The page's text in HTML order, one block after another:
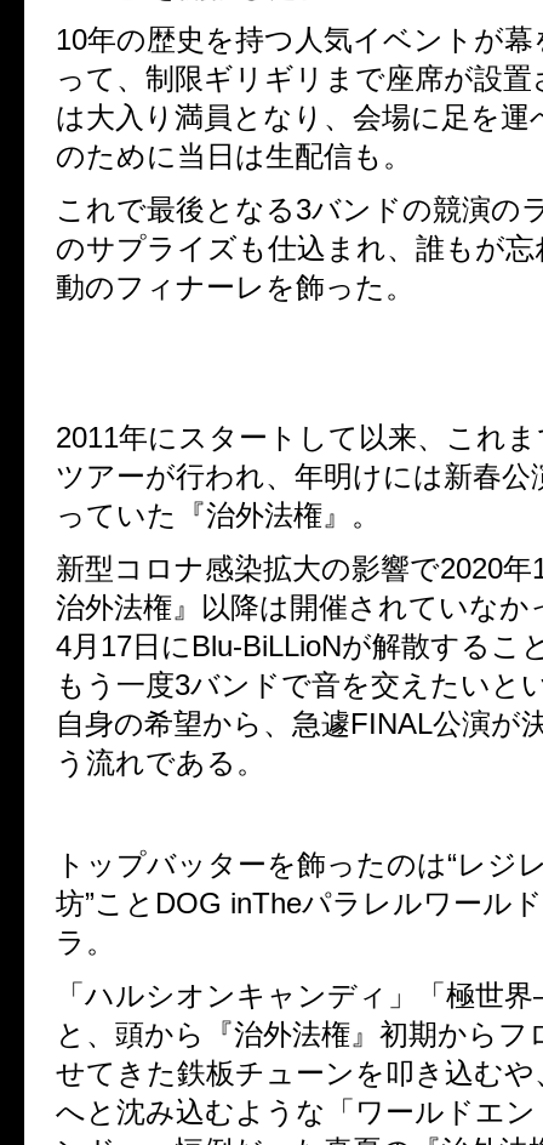
10年の歴史を持つ人気イベントが
って、制限ギリギリまで座席が設
は大入り満員となり、会場に足を運
のために当日は生配信も。
これで最後となる3バンドの競演の
のサプライズも仕込まれ、誰もが
動のフィナーレを飾った。
2011年にスタートして以来、これ
ツアーが行われ、年明けには新春公
っていた『治外法権』。
新型コロナ感染拡大の影響で2020年
治外法権』以降は開催されていなか
4月 17日に Blu-BiLLioNが解散するこ
もう一度3バンドで音を交えたいと
自身の希望から、急遽FINAL公演が
う流れである。
トップバッターを飾ったのは“レジ
坊”こと DOG inTheパラレルワール
ラ。
「ハルシオンキャンディ」「極世界
と、頭から『治外法権』初期からフ
せてきた鉄板チューンを叩き込むや
へと沈み込むような「ワールドエ